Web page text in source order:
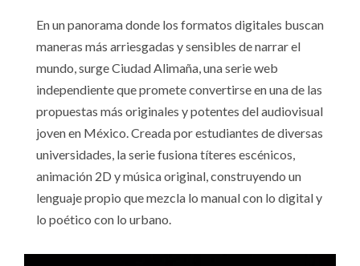
En un panorama donde los formatos digitales buscan
maneras más arriesgadas y sensibles de narrar el
mundo, surge Ciudad Alimaña, una serie web
independiente que promete convertirse en una de las
propuestas más originales y potentes del audiovisual
joven en México. Creada por estudiantes de diversas
universidades, la serie fusiona títeres escénicos,
animación 2D y música original, construyendo un
lenguaje propio que mezcla lo manual con lo digital y
lo poético con lo urbano.